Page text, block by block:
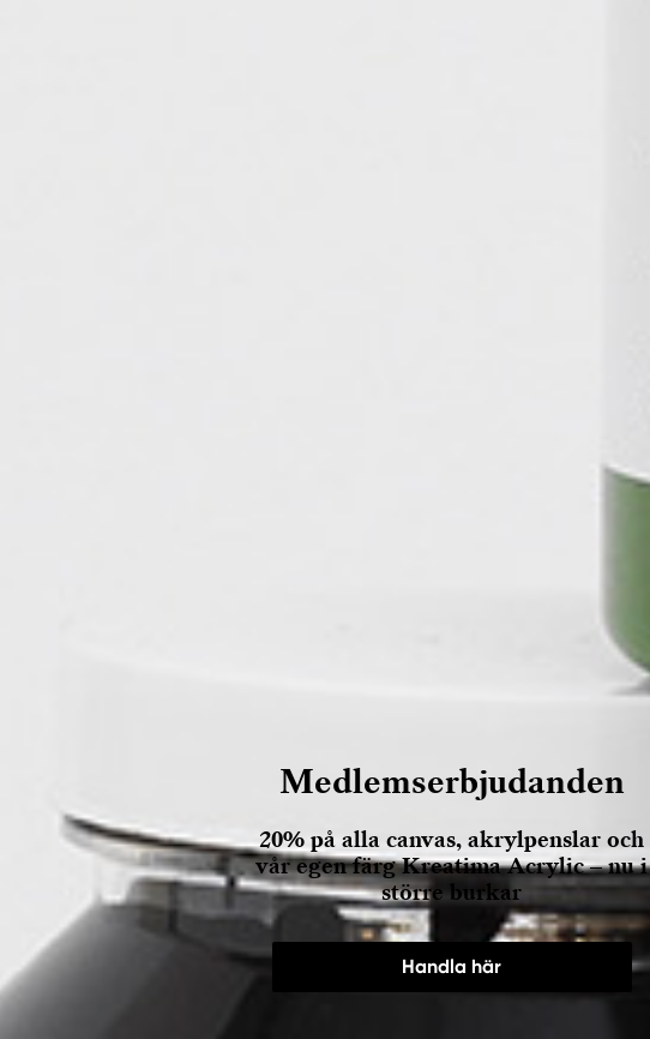
Medlemserbjudanden
20% på alla canvas, akrylpenslar och
vår egen färg Kreatima Acrylic – nu i
större burkar
Handla här